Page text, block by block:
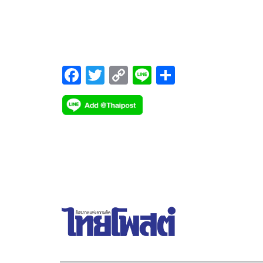
F
ac
e
T
wi
tt
C
o
p
Li